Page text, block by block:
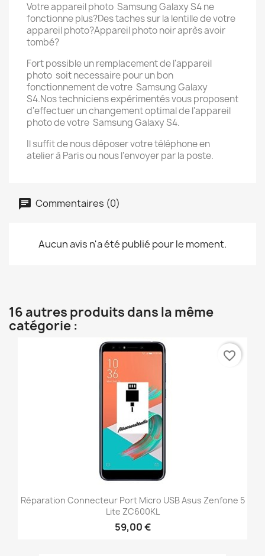
Votre appareil photo Samsung Galaxy S4 ne
fonctionne plus?Des taches sur la lentille de votre
appareil photo?Appareil photo noir après avoir
tombé?
Fort possible un remplacement de l'appareil
photo soit necessaire pour un bon
fonctionnement de votre Samsung Galaxy
S4.Nos techniciens expérimentés vous proposent
d'effectuer un changement optimal de l'appareil
photo de votre Samsung Galaxy S4.
Il suffit de nous déposer votre téléphone en
atelier à Paris ou nous l'envoyer par la poste.
Commentaires (0)
Aucun avis n'a été publié pour le moment.
16 autres produits dans la même
catégorie :
Réparation Connecteur Port Micro USB Asus Zenfone 5
Lite ZC600KL
59,00 €
favorite_border